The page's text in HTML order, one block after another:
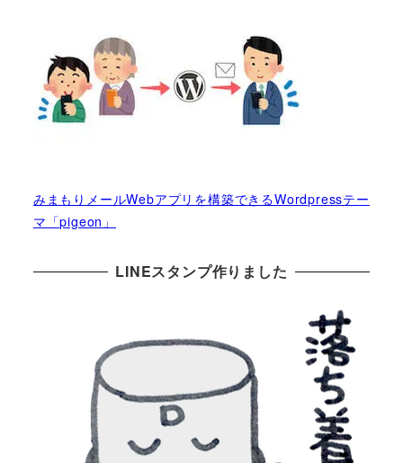
みまもりメールWebアプリを構築できるWordpressテー
マ「pigeon」
LINEスタンプ作りました